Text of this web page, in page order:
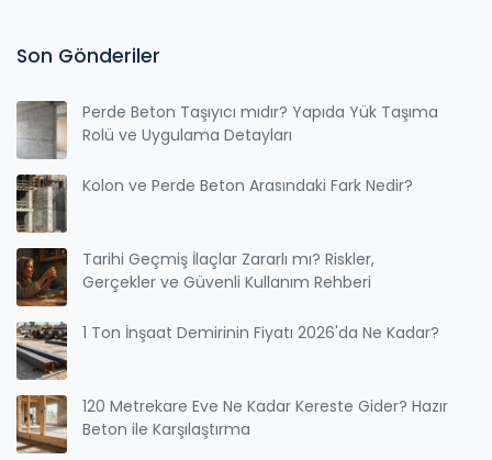
Son Gönderiler
Perde Beton Taşıyıcı mıdır? Yapıda Yük Taşıma
Rolü ve Uygulama Detayları
Kolon ve Perde Beton Arasındaki Fark Nedir?
Tarihi Geçmiş İlaçlar Zararlı mı? Riskler,
Gerçekler ve Güvenli Kullanım Rehberi
1 Ton İnşaat Demirinin Fiyatı 2026'da Ne Kadar?
120 Metrekare Eve Ne Kadar Kereste Gider? Hazır
Beton ile Karşılaştırma